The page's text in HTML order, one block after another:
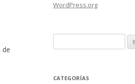
de
WordPress.org
CATEGORÍAS